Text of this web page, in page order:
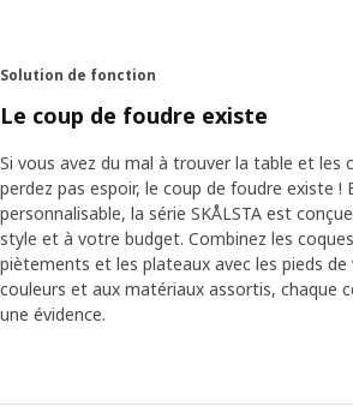
Solution de fonction
Le coup de foudre existe
Si vous avez du mal à trouver la table et les
perdez pas espoir, le coup de foudre existe !
personnalisable, la série SKÅLSTA est
style et à votre budget. Combinez les
piètements et les plateaux avec les pieds de
couleurs et aux matériaux assortis, chaque
une évidence.